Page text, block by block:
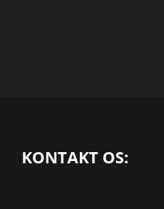
KONTAKT OS: